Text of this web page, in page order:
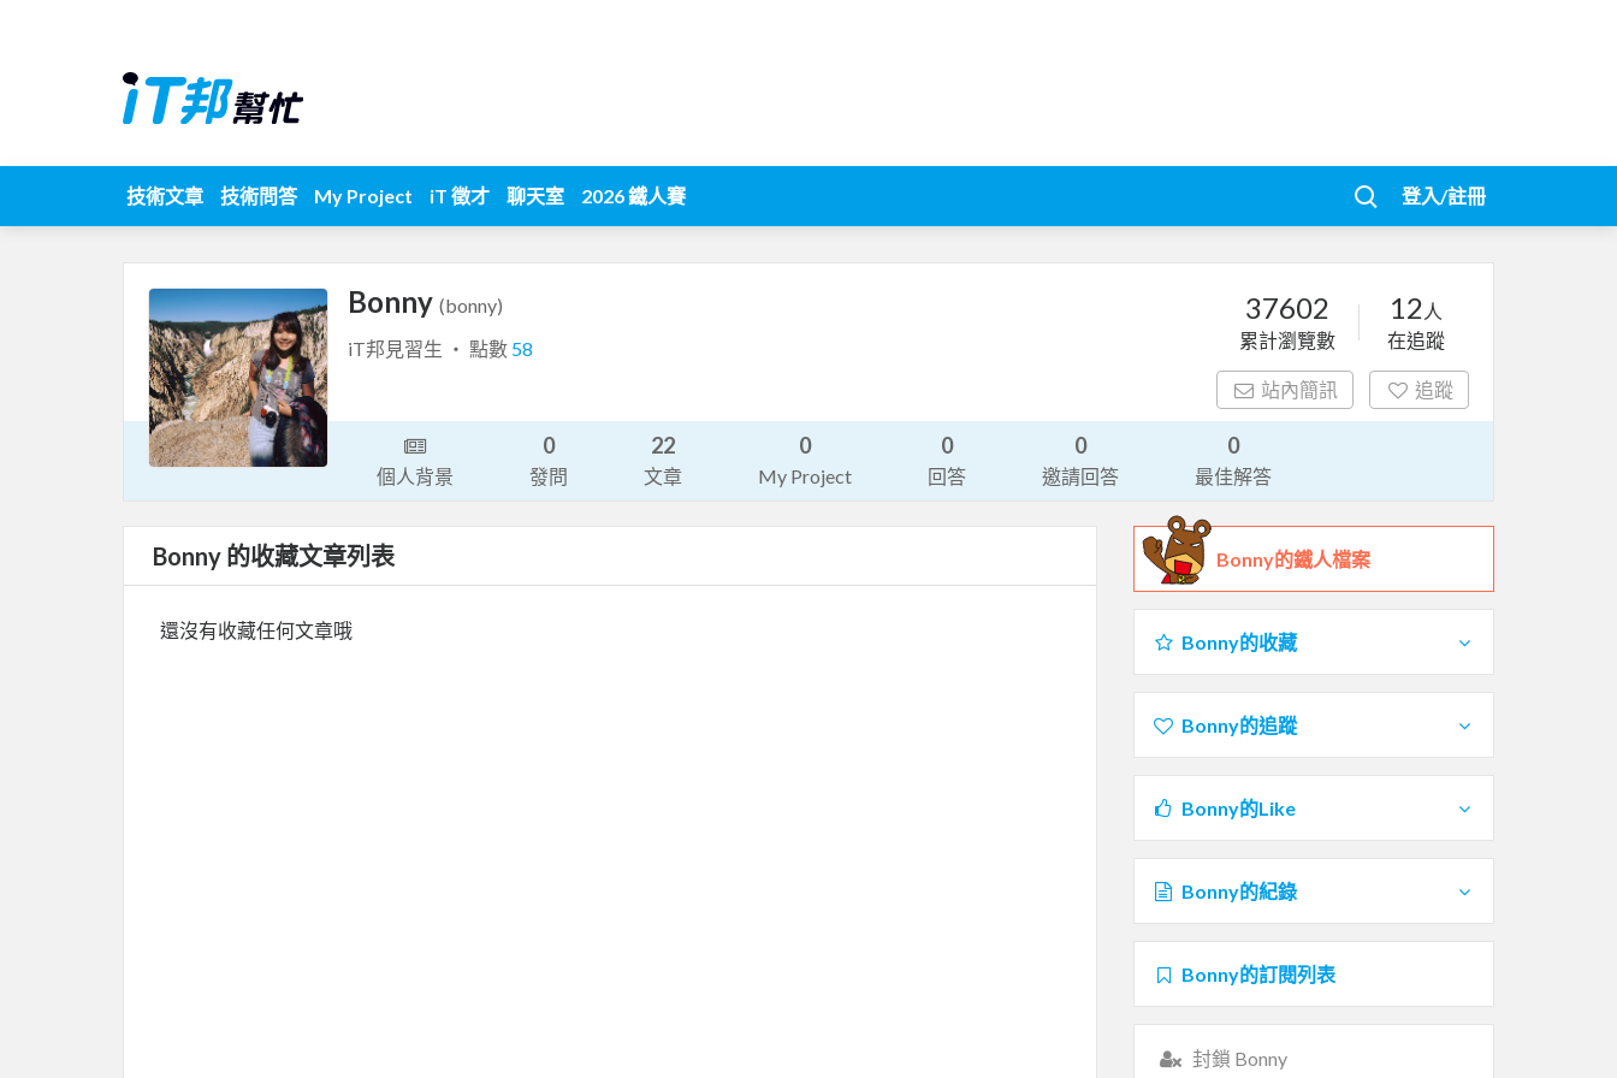
技術文章 技術問答 My Project iT 徵才 聊天室 2026 鐵人賽 登入/註冊
Bonny (bonny)
iT邦見習生 ‧ 點數 58
37602
累計瀏覽數
12 人
在追蹤
站內簡訊 追蹤
個人背景
0
發問
22
文章
0
My Project
0
回答
0
邀請回答
0
最佳解答
Bonny 的收藏文章列表
還沒有收藏任何文章哦
Bonny的鐵人檔案
Bonny的收藏
Bonny的追蹤
Bonny的Like
Bonny的紀錄
Bonny的訂閱列表
封鎖 Bonny